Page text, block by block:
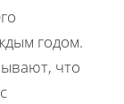
годом.
что